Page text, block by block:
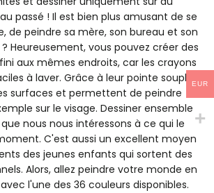
passé ! Il est bien plus amusant de se
de peindre sa mère, son bureau et son
Heureusement, vous pouvez créer des
aux mêmes endroits, car les crayons
à laver. Grâce à leur pointe souple,
surfaces et permettent de peindre
sur le visage. Dessiner ensemble
nous nous intéressons à ce qui le
C'est aussi un excellent moyen
des jeunes enfants qui sortent des
Alors, allez peindre votre monde en
l'une des 36 couleurs disponibles.
EUR